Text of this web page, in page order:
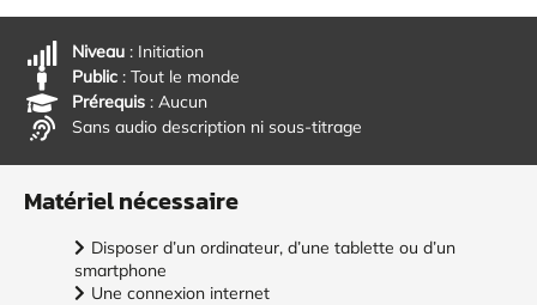
Niveau : Initiation
Public : Tout le monde
Prérequis : Aucun
Sans audio description ni sous-titrage
Matériel nécessaire
Disposer d’un ordinateur, d’une tablette ou d’un
smartphone
Une connexion internet